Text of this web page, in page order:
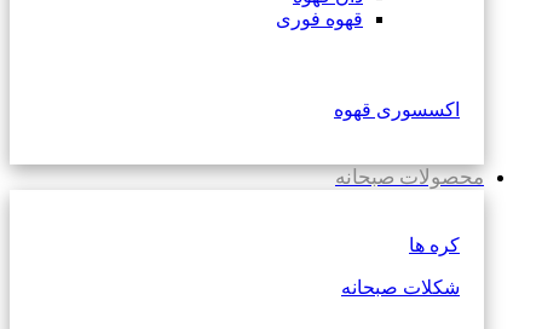
قهوه فوری
اکسسوری قهوه
محصولات صبحانه
کره ها
شکلات صبحانه